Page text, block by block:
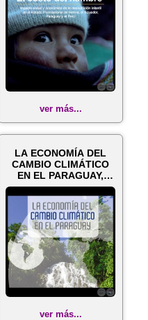
ver más...
LA ECONOMÍA DEL
CAMBIO CLIMÁTICO
EN EL PARAGUAY,
2014
ver más...